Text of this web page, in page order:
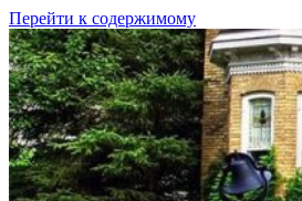
Перейти к содержимому